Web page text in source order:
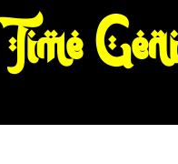
Time